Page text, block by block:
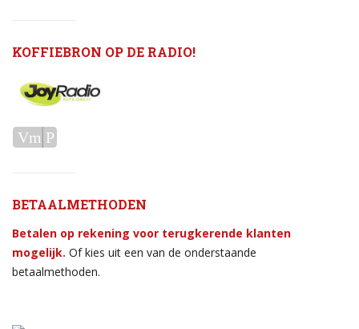
KOFFIEBRON OP DE RADIO!
Audiospeler
Vm P
BETAALMETHODEN
Betalen op rekening voor terugkerende klanten
mogelijk. Of kies uit een van de onderstaande
betaalmethoden.